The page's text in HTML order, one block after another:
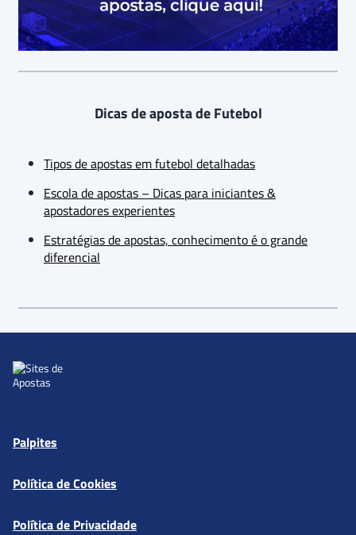
Dicas de aposta de Futebol
Tipos de apostas em futebol detalhadas
Escola de apostas – Dicas para iniciantes &
apostadores experientes
Estratégias de apostas, conhecimento é o grande
diferencial
Palpites
Política de Cookies
Política de Privacidade